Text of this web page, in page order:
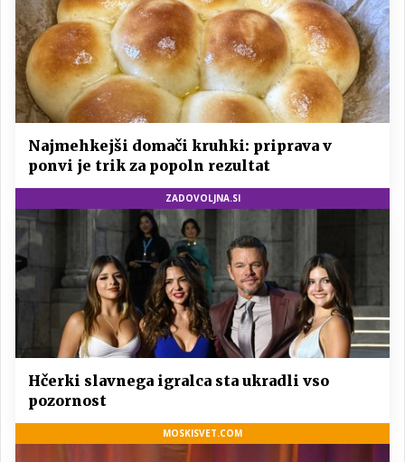
Najmehkejši domači kruhki: priprava v
ponvi je trik za popoln rezultat
ZADOVOLJNA.SI
Hčerki slavnega igralca sta ukradli vso
pozornost
MOSKISVET.COM